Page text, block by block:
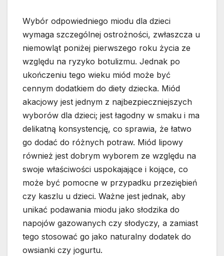
Wybór odpowiedniego miodu dla dzieci
wymaga szczególnej ostrożności, zwłaszcza u
niemowląt poniżej pierwszego roku życia ze
względu na ryzyko botulizmu. Jednak po
ukończeniu tego wieku miód może być
cennym dodatkiem do diety dziecka. Miód
akacjowy jest jednym z najbezpieczniejszych
wyborów dla dzieci; jest łagodny w smaku i ma
delikatną konsystencję, co sprawia, że łatwo
go dodać do różnych potraw. Miód lipowy
również jest dobrym wyborem ze względu na
swoje właściwości uspokajające i kojące, co
może być pomocne w przypadku przeziębień
czy kaszlu u dzieci. Ważne jest jednak, aby
unikać podawania miodu jako słodzika do
napojów gazowanych czy słodyczy, a zamiast
tego stosować go jako naturalny dodatek do
owsianki czy jogurtu.